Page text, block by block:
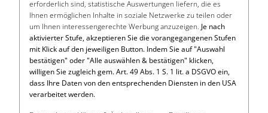
erforderlich sind, statistische Auswertungen liefern, die es
Ihnen ermöglichen Inhalte in soziale Netzwerke zu teilen oder
um Ihnen interessengerechte Werbung anzuzeigen. Je nach
aktivierter Stufe, akzeptieren Sie die vorangegangenen Stufen
mit Klick auf den jeweiligen Button. Indem Sie auf "Auswahl
bestätigen" oder "Alle auswählen & bestätigen" klicken,
willigen Sie zugleich gem. Art. 49 Abs. 1 S. 1 lit. a DSGVO ein,
dass Ihre Daten von den entsprechenden Diensten in den USA
verarbeitet werden.